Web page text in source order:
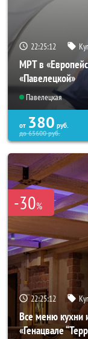
22:25:08
МРТ в
«Павелецкой»
Павелецкая
от 380 руб.
до65600руб.
-30%
22:25:08
Все меню кухни
«Генацвале